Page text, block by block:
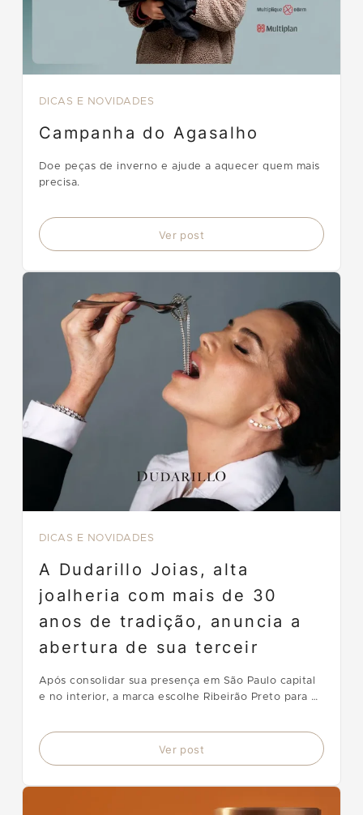
DICAS E NOVIDADES
Campanha do Agasalho
Doe peças de inverno e ajude a aquecer quem mais
precisa.
Ver post
DICAS E NOVIDADES
A Dudarillo Joias, alta
joalheria com mais de 30
anos de tradição, anuncia a
abertura de sua terceir
Após consolidar sua presença em São Paulo capital
e no interior, a marca escolhe Ribeirão Preto para o
Ver post